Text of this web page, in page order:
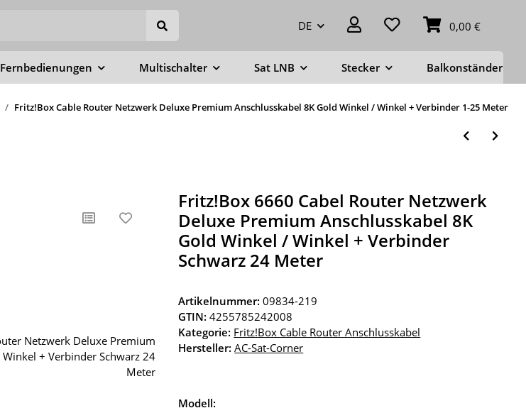
DE 0,00 €
Fernbedienungen Multischalter Sat LNB Stecker Balkonständer
Fritz!Box Cable Router Netzwerk Deluxe Premium Anschlusskabel 8K Gold Winkel / Winkel + Verbinder 1-25 Meter
Fritz!Box 6660 Cabel Router Netzwerk
Deluxe Premium Anschlusskabel 8K
Gold Winkel / Winkel + Verbinder
Schwarz 24 Meter
Artikelnummer:09834-219
GTIN: 4255785242008
Kategorie: Fritz!Box Cable Router Anschlusskabel
Hersteller: AC-Sat-Corner
Modell: